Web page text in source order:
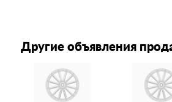
Другие объявления